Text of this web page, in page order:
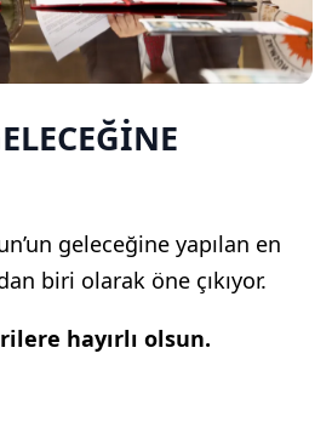
geleceğine yapılan en
biri olarak öne çıkıyor.
hayırlı olsun.